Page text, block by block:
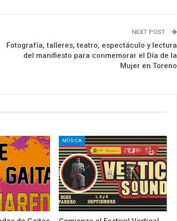
NEXT POST
Fotografía, talleres, teatro, espectáculo y lectura
del manifiesto para conmemorar el Día de la
Mujer en Toreno
MÚSICA